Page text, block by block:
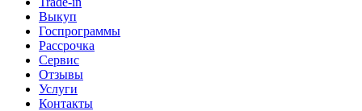
Выкуп
Госпрограммы
Рассрочка
Сервис
Отзывы
Услуги
Контакты